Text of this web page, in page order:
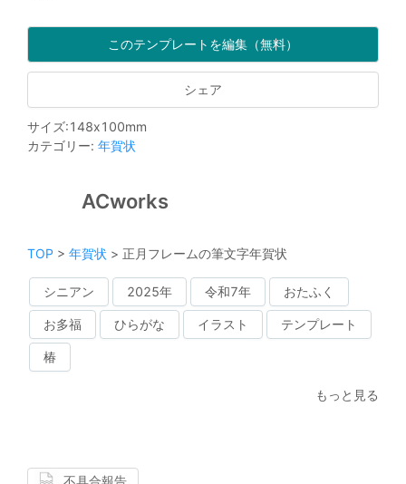
このテンプレートを編集（無料）
シェア
サイズ:148x100mm
カテゴリー: 年賀状
ACworks
TOP > 年賀状 > 正月フレームの筆文字年賀状
シニアン 2025年 令和7年 おたふく
お多福 ひらがな イラスト テンプレート
椿
もっと見る
不具合報告